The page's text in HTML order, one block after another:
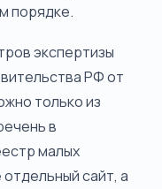
порядке.
экспертизы
РФ от
только из
в
малых
сайт, а